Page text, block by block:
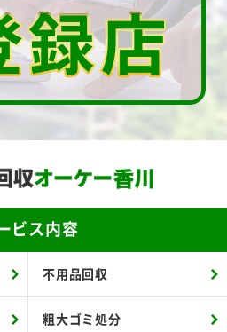
ビス内容
不用品回収
粗大ゴミ処分